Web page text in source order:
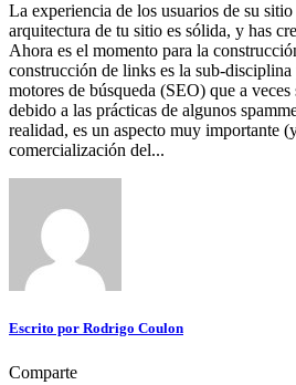
La experiencia de los usuarios de su
arquitectura de tu sitio es sólida, y has
Ahora es el momento para la
construcción de links es la sub-
motores de búsqueda (SEO) que a
debido a las prácticas de algunos
realidad, es un aspecto muy importante
comercialización del...
Escrito por Rodrigo Coulon
Comparte